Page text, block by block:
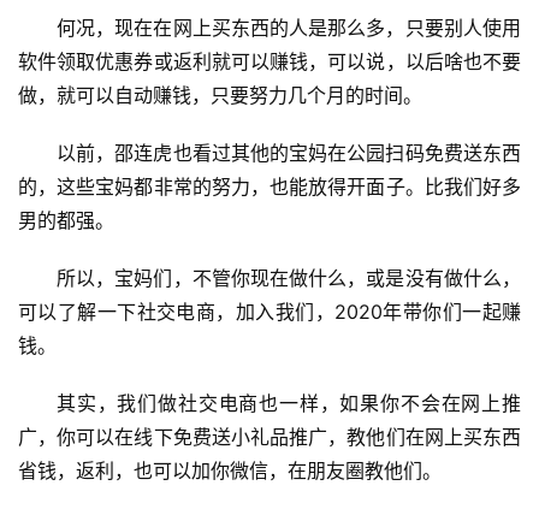
A
P
P
登录 注册
何况，现在在网上买东西的人是那么多，只要别人使用
软件领取优惠券或返利就可以赚钱，可以说，以后啥也不要
做，就可以自动赚钱，只要努力几个月的时间。
以前，邵连虎也看过其他的宝妈在公园扫码免费送东西
的，这些宝妈都非常的努力，也能放得开面子。比我们好多
男的都强。
所以，宝妈们，不管你现在做什么，或是没有做什么，
可以了解一下社交电商，加入我们，2020年带你们一起赚
钱。
其实，我们做社交电商也一样，如果你不会在网上推
广，你可以在线下免费送小礼品推广，教他们在网上买东西
省钱，返利，也可以加你微信，在朋友圈教他们。